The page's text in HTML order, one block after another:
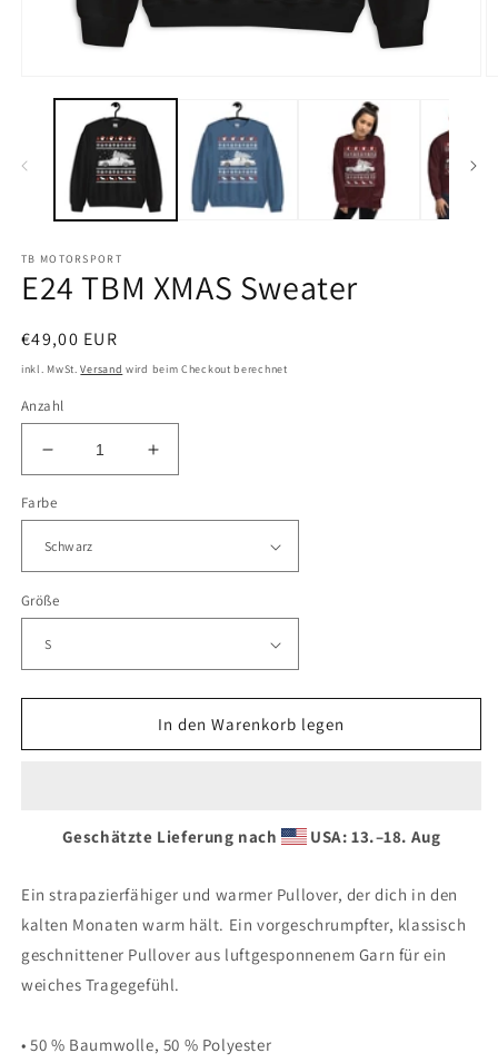
TB MOTORSPORT
E24 TBM XMAS Sweater
Normaler
Preis
€49,00 EUR
inkl. MwSt.Versand wird beim Checkout berechnet
Anzahl
Verringere
die
Menge
E24
TBM
XMAS
Sweater
Erhöhe
die
TBM
Sweater
Farbe
Größe
In den Warenkorb legen
Geschätzte Lieferung nach USA: 13.⁠–18. Aug
Ein strapazierfähiger und warmer Pullover, der dich in den
kalten Monaten warm hält. Ein vorgeschrumpfter, klassisch
geschnittener Pullover aus luftgesponnenem Garn für ein
weiches Tragegefühl.
• 50 % Baumwolle, 50 % Polyester